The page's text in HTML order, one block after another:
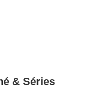
& Séries